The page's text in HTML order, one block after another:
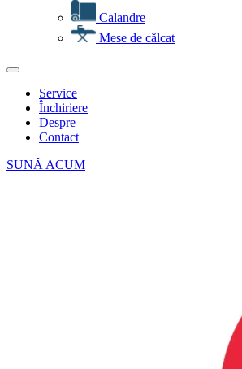
Calandre
Mese de călcat
Service
Închiriere
Despre
Contact
SUNĂ ACUM